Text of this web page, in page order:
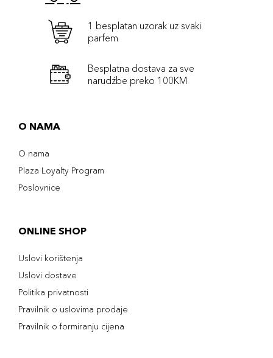
1 besplatan uzorak uz svaki
parfem
Besplatna dostava za sve
narudźbe preko 100KM
O NAMA
O nama
Plaza Loyalty Program
Poslovnice
ONLINE SHOP
Uslovi korištenja
Uslovi dostave
Politika privatnosti
Pravilnik o uslovima prodaje
Pravilnik o formiranju cijena